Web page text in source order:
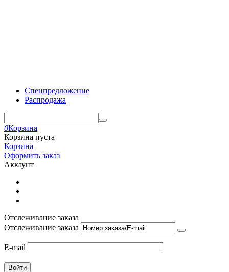
Спецпредложение
Распродажа
0Корзина
Корзина пуста
Корзина
Оформить заказ
Аккаунт
Отслеживание заказа
Отслеживание заказа
E-mail
Войти